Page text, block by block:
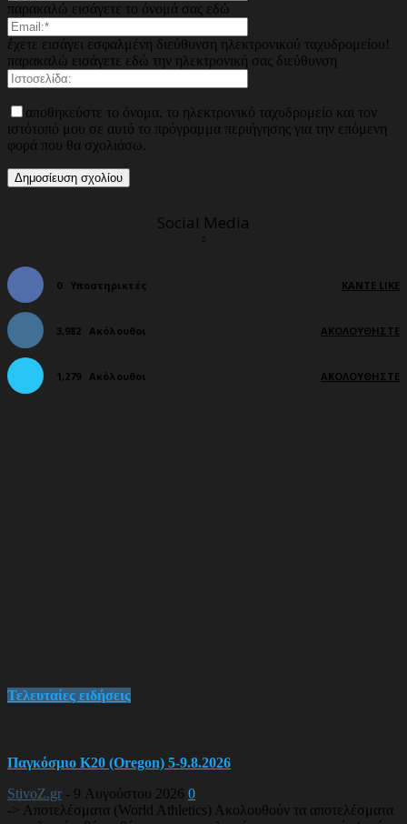
παρακαλώ εισάγετε το όνομά σας εδώ
έχετε εισάγει εσφαλμένη διεύθυνση ηλεκτρονικού ταχυδρομείου!
παρακαλώ εισάγετε εδώ την ηλεκτρονική σας διεύθυνση
αποθηκεύστε το όνομα, το ηλεκτρονικό ταχυδρομείο και τον
ιστότοπό μου σε αυτό το πρόγραμμα περιήγησης για την επόμενη
φορά που θα σχολιάσω.
Social Media
0 Υποστηρικτές ΚΆΝΤΕ LIKE
3,982 Ακόλουθοι ΑΚΟΛΟΥΘΉΣΤΕ
1,279 Ακόλουθοι ΑΚΟΛΟΥΘΉΣΤΕ
Τελευταίες ειδήσεις
Παγκόσμιο Κ20 (Oregon) 5-9.8.2026
StivoZ.gr - 9 Αυγούστου 2026 0
-> Αποτελέσματα (World Athletics) Ακολουθούν τα αποτελέσματα